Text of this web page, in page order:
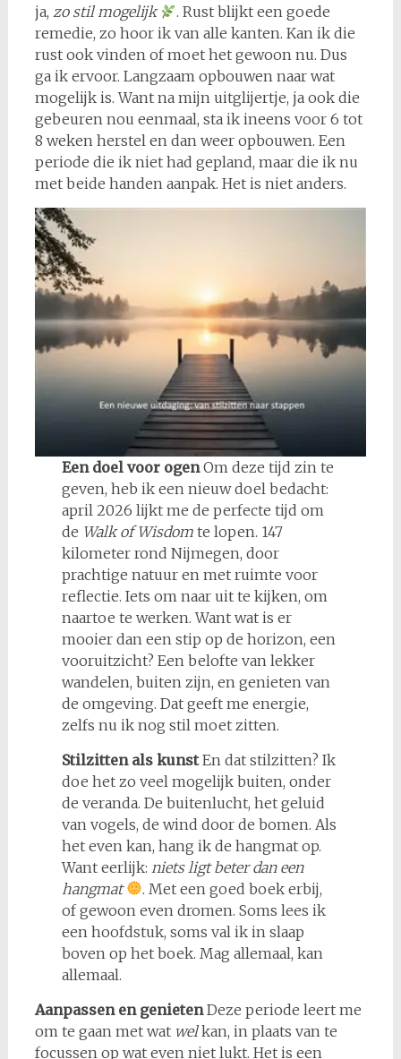
ja, zo stil mogelijk
. Rust blijkt een goede
remedie, zo hoor ik van alle kanten. Kan ik die
rust ook vinden of moet het gewoon nu. Dus
ga ik ervoor. Langzaam opbouwen naar wat
mogelijk is. Want na mijn uitglijertje, ja ook die
gebeuren nou eenmaal, sta ik ineens voor 6 tot
8 weken herstel en dan weer opbouwen. Een
periode die ik niet had gepland, maar die ik nu
met beide handen aanpak. Het is niet anders.
Een doel voor ogenOm deze tijd zin te
geven, heb ik een nieuw doel bedacht:
april 2026 lijkt me de perfecte tijd om
de Walk of Wisdomte lopen. 147
kilometer rond Nijmegen, door
prachtige natuur en met ruimte voor
reflectie. Iets om naar uit te kijken, om
naartoe te werken. Want wat is er
mooier dan een stip op de horizon, een
vooruitzicht? Een belofte van lekker
wandelen, buiten zijn, en genieten van
de omgeving. Dat geeft me energie,
zelfs nu ik nog stil moet zitten.
Stilzitten als kunstEn dat stilzitten? Ik
doe het zo veel mogelijk buiten, onder
de veranda. De buitenlucht, het geluid
van vogels, de wind door de bomen. Als
het even kan, hang ik de hangmat op.
Want eerlijk: niets ligt beter dan een
hangmat
. Met een goed boek erbij,
of gewoon even dromen. Soms lees ik
een hoofdstuk, soms val ik in slaap
boven op het boek. Mag allemaal, kan
allemaal.
Aanpassen en genietenDeze periode leert me
om te gaan met wat welkan, in plaats van te
focussen op wat even niet lukt. Het is een